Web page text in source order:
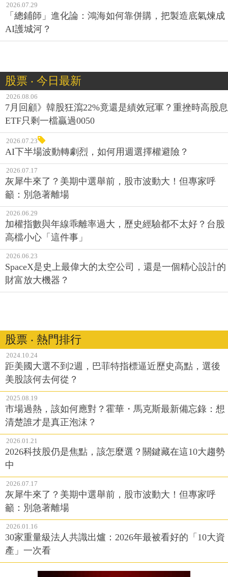
2026.07.29
「總鋪師」進化論：鴻海如何靠併購，把製造底氣煉成
AI護城河？
股票 ‧ 今日最新
2026.08.06
7月回顧》韓股狂瀉22%竟還是績效冠軍？重挫時高股息
ETF只剩一檔贏過0050
2026.07.23
AI下半場波動轉劇烈，如何用週選擇權避險？
2026.07.17
灰犀牛來了？美期中選舉前，股市波動大！但專家呼
籲：別急著離場
2026.06.29
加權指數與年線乖離率過大，歷史經驗都不太好？台股
高檔小心「這件事」
2026.06.23
SpaceX是史上最偉大的太空公司，還是一個精心設計的
財富放大機器？
股票 ‧ 熱門排行
2024.10.24
距美國大選不到2週，巴菲特指標逼近歷史高點，選後
美股該何去何從？
2025.08.19
市場過熱，該如何應對？霍華・馬克斯最新備忘錄：想
清楚誰才是真正泡沫？
2026.01.21
2026科技股仍是焦點，該怎麼選？關鍵藏在這10大趨勢
中
2026.07.17
灰犀牛來了？美期中選舉前，股市波動大！但專家呼
籲：別急著離場
2026.01.16
30家重量級法人共識出爐：2026年最被看好的「10大資
產」一次看